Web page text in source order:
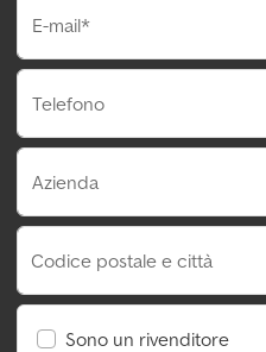
E-mail*
Telefono
Azienda
Codice postale e città
Sono un rivenditore